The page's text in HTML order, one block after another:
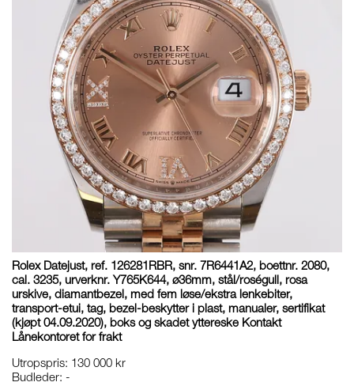
Rolex Datejust, ref. 126281RBR, snr. 7R6441A2, boettnr. 2080,
cal. 3235, urverknr. Y765K644, ø36mm, stål/roségull, rosa
urskive, diamantbezel, med fem løse/ekstra lenkebiter,
transport-etui, tag, bezel-beskytter i plast, manualer, sertifikat
(kjøpt 04.09.2020), boks og skadet yttereske Kontakt
Lånekontoret for frakt
Utropspris: 130 000 kr
Budleder: -